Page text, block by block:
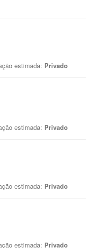
estimada: Privado
estimada: Privado
estimada: Privado
estimada: Privado